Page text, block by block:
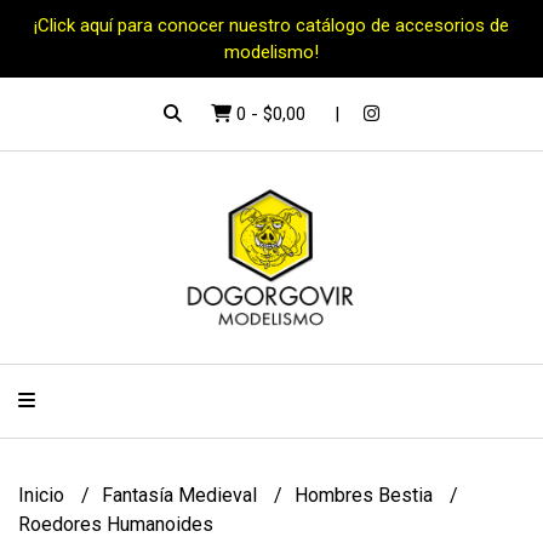
¡Click aquí para conocer nuestro catálogo de accesorios de
modelismo!
0 - $0,00
Inicio Fantasía Medieval
Hombres Bestia
Roedores Humanoides